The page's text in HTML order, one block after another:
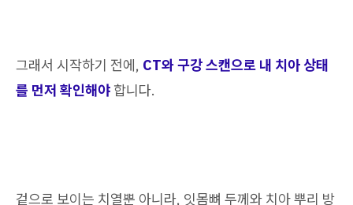
그래서 시작하기 전에, CT와 구강 스캔으로 내 치아 상태
를 먼저 확인해야 합니다.
겉으로 보이는 치열뿐 아니라, 잇몸뼈 두께와 치아 뿌리 방